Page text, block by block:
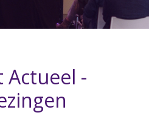
Actueel -